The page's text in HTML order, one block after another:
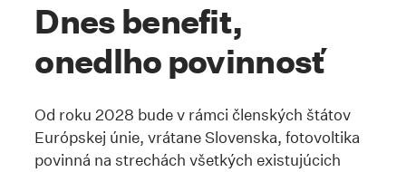
Dnes benefit,
onedlho povinnosť
Od roku 2028 bude v rámci členských štátov
Európskej únie, vrátane Slovenska, fotovoltika
povinná na strechách všetkých existujúcich